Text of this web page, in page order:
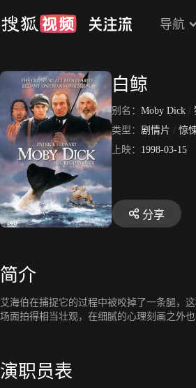
导航
白鲸
别名： Moby Dick /
类型： 剧情片 / 惊
上映： 1998-03-15
分享
简介
艾海伯在捕捉它的过程中被咬掉了一条腿，
场面拍得相当壮观，在细腻的心理刻画之外也
演职员表